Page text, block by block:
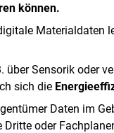
können.
Materialdaten
Sensorik oder
sich die
Daten im
oder